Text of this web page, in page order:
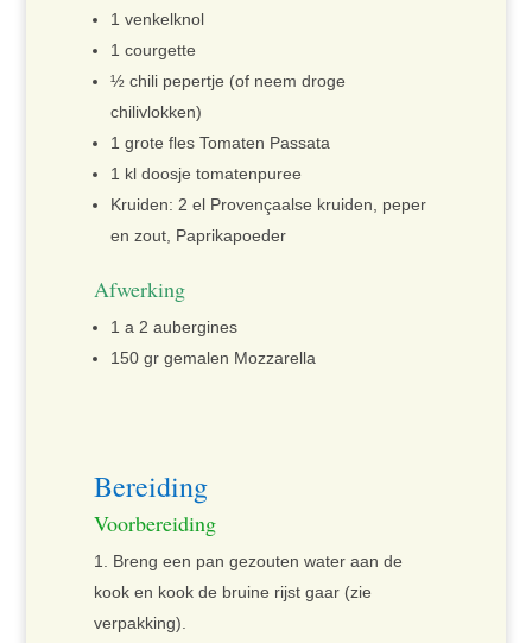
1 venkelknol
1 courgette
½ chili pepertje (of neem droge
chilivlokken)
1 grote fles Tomaten Passata
1 kl doosje tomatenpuree
Kruiden: 2 el Provençaalse kruiden, peper
en zout, Paprikapoeder
Afwerking
1 a 2 aubergines
150 gr gemalen Mozzarella
Bereiding
Voorbereiding
Breng een pan gezouten water aan de
kook en kook de bruine rijst gaar (zie
verpakking).